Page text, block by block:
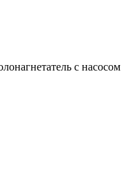
с насосом